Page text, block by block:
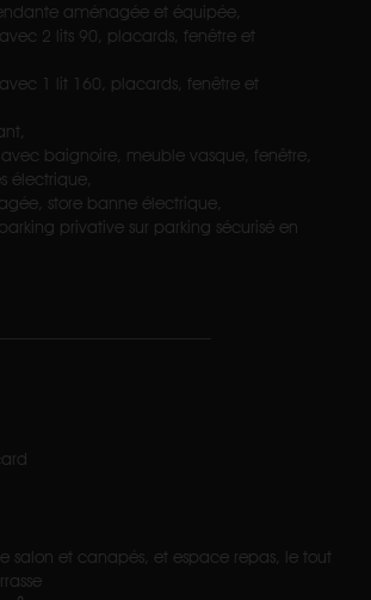
aménagée et équipée,
2 lits 90, placards, fenêtre et
1 lit 160, placards, fenêtre et
baignoire, meuble vasque, fenêtre,
électrique,
store banne électrique,
privative sur parking sécurisé en
salon et canapés, et espace repas, le tout